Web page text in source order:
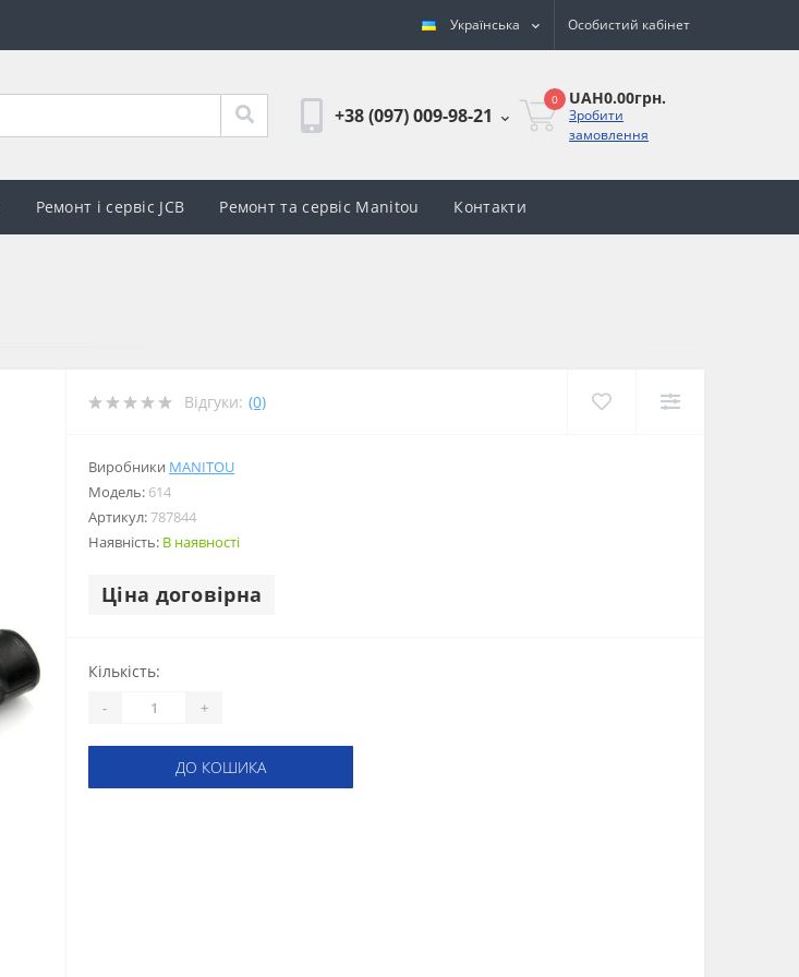
Українська Особистий кабінет
+38 (097) 009-98-21
0 UAH0.00грн.
Зробити
замовлення
Ремонт і сервіс JCB Ремонт та сервіс Manitou Контакти
Відгуки: (0)
Виробники MANITOU
Модель: 614
Артикул:787844
Наявність: В наявності
Ціна договірна
Кількість:
- +
ДО КОШИКА